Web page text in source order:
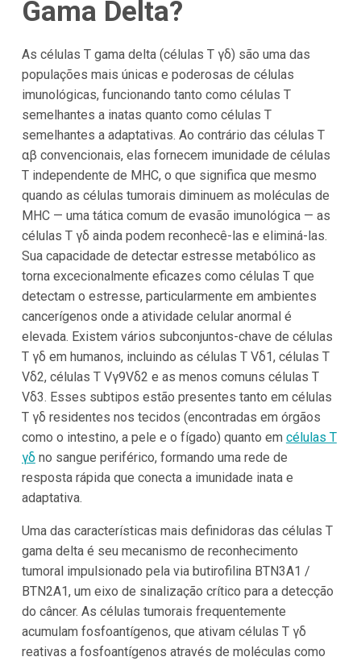
Gama Delta?
As células T gama delta (células T γδ) são uma das
populações mais únicas e poderosas de células
imunológicas, funcionando tanto como células T
semelhantes a inatas quanto como células T
semelhantes a adaptativas. Ao contrário das células T
αβ convencionais, elas fornecem imunidade de células
T independente de MHC, o que significa que mesmo
quando as células tumorais diminuem as moléculas de
MHC — uma tática comum de evasão imunológica — as
células T γδ ainda podem reconhecê-las e eliminá-las.
Sua capacidade de detectar estresse metabólico as
torna excecionalmente eficazes como células T que
detectam o estresse, particularmente em ambientes
cancerígenos onde a atividade celular anormal é
elevada. Existem vários subconjuntos-chave de células
T γδ em humanos, incluindo as células T Vδ1, células T
Vδ2, células T Vγ9Vδ2 e as menos comuns células T
Vδ3. Esses subtipos estão presentes tanto em células
T γδ residentes nos tecidos (encontradas em órgãos
como o intestino, a pele e o fígado) quanto em células T
γδno sangue periférico, formando uma rede de
resposta rápida que conecta a imunidade inata e
adaptativa.
Uma das características mais definidoras das células T
gama delta é seu mecanismo de reconhecimento
tumoral impulsionado pela via butirofilina BTN3A1 /
BTN2A1, um eixo de sinalização crítico para a detecção
do câncer. As células tumorais frequentemente
acumulam fosfoantígenos, que ativam células T γδ
reativas a fosfoantígenos através de moléculas como